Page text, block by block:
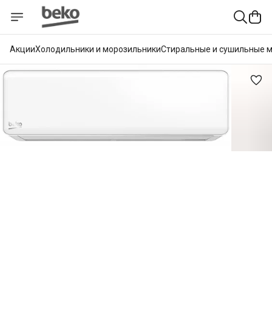
АкцииХолодильники и морозильникиСтиральные и сушильные